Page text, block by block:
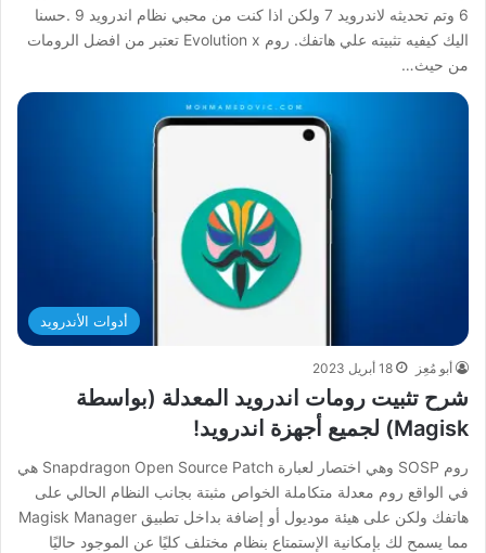
6 وتم تحديثه لاندرويد 7 ولكن اذا كنت من محبي نظام اندرويد 9 .حسنا
اليك كيفيه تثبيته علي هاتفك. روم Evolution x تعتبر من افضل الرومات
من حيث…
أدوات الأندرويد
أبو مُعِز 18 أبريل 2023
شرح تثبيت رومات اندرويد المعدلة (بواسطة
Magisk) لجميع أجهزة اندرويد!
روم SOSP وهي اختصار لعبارة Snapdragon Open Source Patch هي
في الواقع روم معدلة متكاملة الخواص مثبتة بجانب النظام الحالي على
هاتفك ولكن على هيئة موديول أو إضافة بداخل تطبيق Magisk Manager
مما يسمح لك بإمكانية الإستمتاع بنظام مختلف كليًا عن الموجود حاليًا